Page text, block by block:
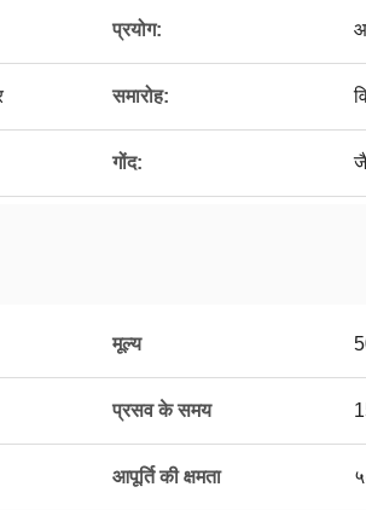
प्रयोग:
समारोह:
गोंद:
मूल्य
प्रसव के समय
आपूर्ति की क्षमता